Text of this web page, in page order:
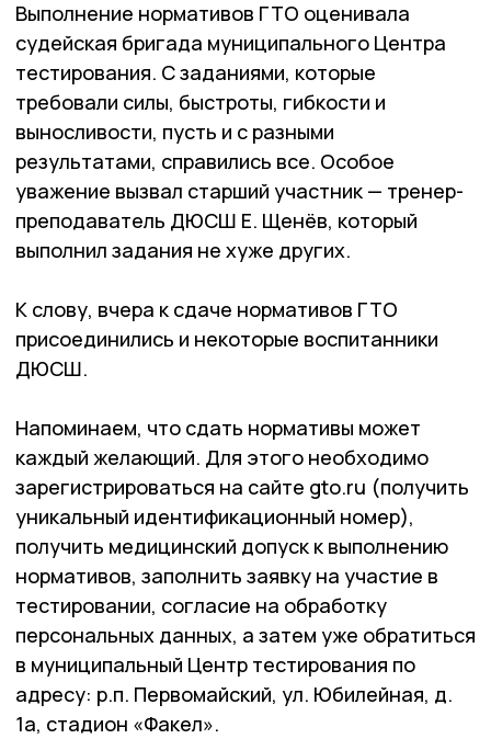
Выполнение нормативов ГТО оценивала
судейская бригада муниципального Центра
тестирования. С заданиями, которые
требовали силы, быстроты, гибкости и
выносливости, пусть и с разными
результатами, справились все. Особое
уважение вызвал старший участник — тренер-
преподаватель ДЮСШ Е. Щенёв, который
выполнил задания не хуже других.
К слову, вчера к сдаче нормативов ГТО
присоединились и некоторые воспитанники
ДЮСШ.
Напоминаем, что сдать нормативы может
каждый желающий. Для этого необходимо
зарегистрироваться на сайте gto.ru (получить
уникальный идентификационный номер),
получить медицинский допуск к выполнению
нормативов, заполнить заявку на участие в
тестировании, согласие на обработку
персональных данных, а затем уже обратиться
в муниципальный Центр тестирования по
адресу: р.п. Первомайский, ул. Юбилейная, д.
1а, стадион «Факел».